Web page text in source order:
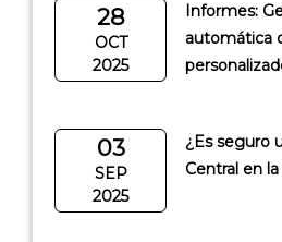
28
OCT
2025
Informes:
automática
03
SEP
2025
¿Es seguro
Central en